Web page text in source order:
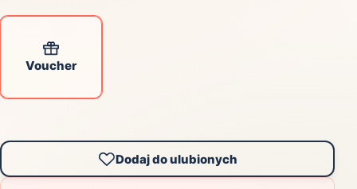
Voucher
Dodaj do ulubionych